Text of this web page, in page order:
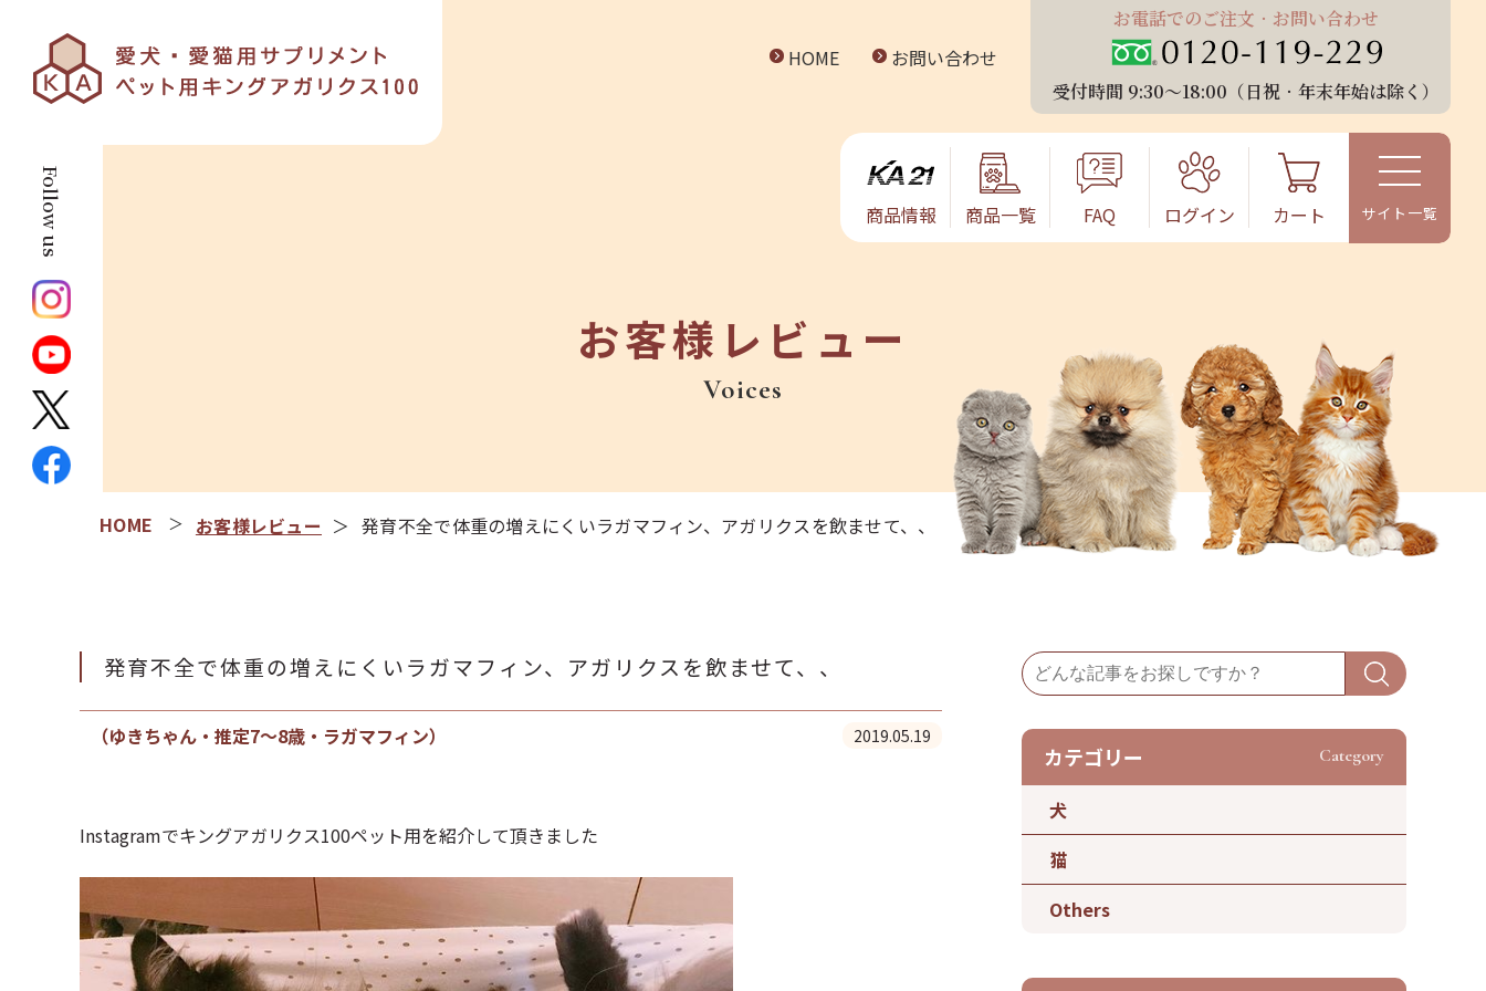
HOME お問い合わせ
お電話でのご注⽂‧お問い合わせ
受付時間 9:30〜18:00（⽇祝‧年末年始は除く）
商品情報 商品⼀覧 FAQ ログイン カート
お客様レビュー
Voices
お客様レビュー 発育不全で体重の増えにくいラガマフィン、アガリクスを飲ませて、、
Follow us
発育不全で体重の増えにくいラガマフィン、アガリクスを飲ませて、、
（ゆきちゃん・推定7～8歳・ラガマフィン） 2019.05.19
Instagramでキングアガリクス100ペット用を紹介して頂きました
カテゴリー Category
犬
猫
Others